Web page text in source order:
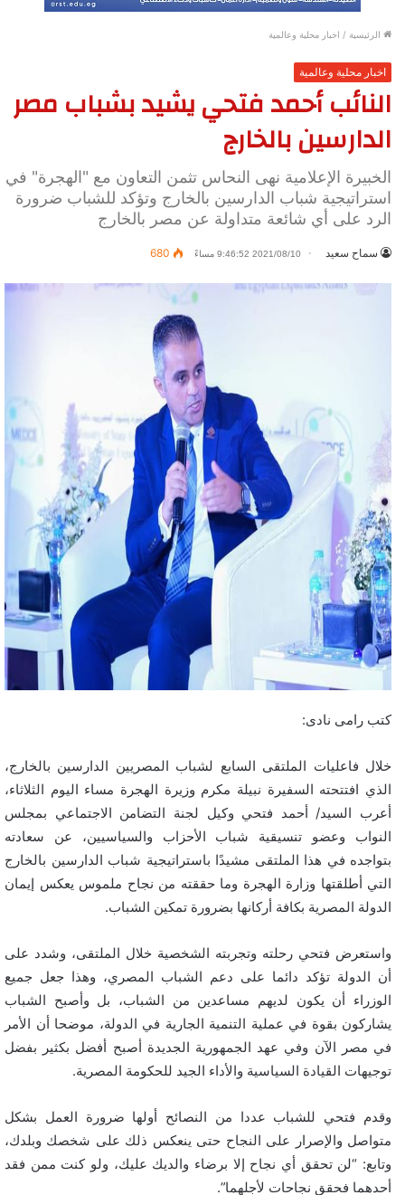
الرئيسية / اخبار محلية وعالمية
اخبار محلية وعالمية
النائب أحمد فتحي يشيد بشباب مصر
الدارسين بالخارج
الخبيرة الإعلامية نهى النحاس تثمن التعاون مع "الهجرة" في
استراتيجية شباب الدارسين بالخارج وتؤكد للشباب ضرورة
الرد على أي شائعة متداولة عن مصر بالخارج
سماح سعيد 2021/08/10 9:46:52 مساءً 680
كتب رامى نادى:
خلال فاعليات الملتقى السابع لشباب المصريين الدارسين بالخارج،
الذي افتتحته السفيرة نبيلة مكرم وزيرة الهجرة مساء اليوم الثلاثاء،
أعرب السيد/ أحمد فتحي وكيل لجنة التضامن الاجتماعي بمجلس
النواب وعضو تنسيقية شباب الأحزاب والسياسيين، عن سعادته
بتواجده في هذا الملتقى مشيدًا باستراتيجية شباب الدارسين بالخارج
التي أطلقتها وزارة الهجرة وما حققته من نجاح ملموس يعكس إيمان
الدولة المصرية بكافة أركانها بضرورة تمكين الشباب.
واستعرض فتحي رحلته وتجربته الشخصية خلال الملتقى، وشدد على
أن الدولة تؤكد دائما على دعم الشباب المصري، وهذا جعل جميع
الوزراء أن يكون لديهم مساعدين من الشباب، بل وأصبح الشباب
يشاركون بقوة في عملية التنمية الجارية في الدولة، موضحا أن الأمر
في مصر الآن وفي عهد الجمهورية الجديدة أصبح أفضل بكثير بفضل
توجيهات القيادة السياسية والأداء الجيد للحكومة المصرية.
وقدم فتحي للشباب عددا من النصائح أولها ضرورة العمل بشكل
متواصل والإصرار على النجاح حتى ينعكس ذلك على شخصك وبلدك،
وتابع: “لن تحقق أي نجاح إلا برضاء والديك عليك، ولو كنت ممن فقد
أحدهما فحقق نجاحات لأجلهما”.